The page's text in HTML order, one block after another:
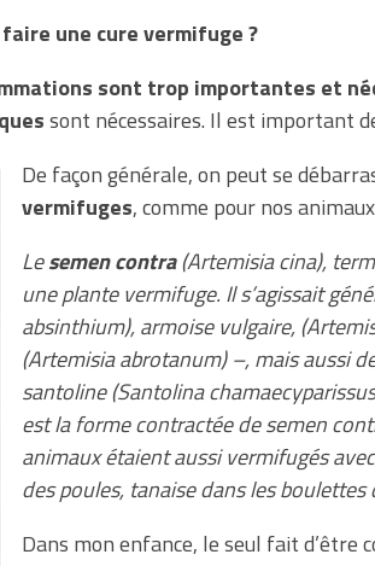
une cure vermifuge ?
sont trop importantes et
sont nécessaires. Il est important
De façon générale, on peut se
vermifuges, comme pour nos
Lesemen contra(Artemisia cina),
une plante vermifuge. Il s’agissait
absinthium), armoise vulgaire,
(Artemisia abrotanum) –, mais aussi
santoline (Santolina
est la forme contractée de semen
animaux étaient aussi vermifugés
des poules, tanaise dans les
Dans mon enfance, le seul fait d’être